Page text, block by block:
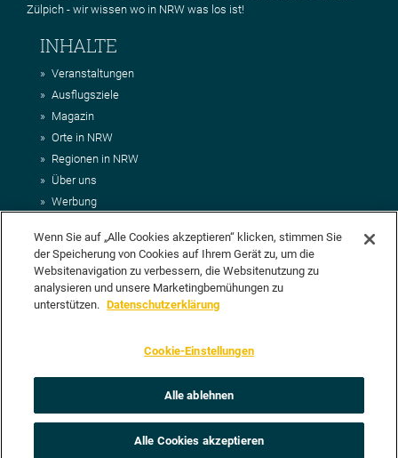
Zülpich - wir wissen wo in NRW was los ist!
INHALTE
Veranstaltungen
Ausflugsziele
Magazin
Orte in NRW
Regionen in NRW
Über uns
Werbung
Impressum
AGB
Datenschutz
DEIN VORSCHLAG FÜR NRWHITS
vorschlagen? Klasse, dann nutze doch einfach
Unsere Redaktion wird Deinen Vorschlag dann so schnell wie
Wenn Sie auf „Alle Cookies akzeptieren“ klicken, stimmen Sie
der Speicherung von Cookies auf Ihrem Gerät zu, um die
Websitenavigation zu verbessern, die Websitenutzung zu
analysieren und unsere Marketingbemühungen zu
unterstützen. Datenschutzerklärung
Cookie-Einstellungen
Alle ablehnen
Alle Cookies akzeptieren